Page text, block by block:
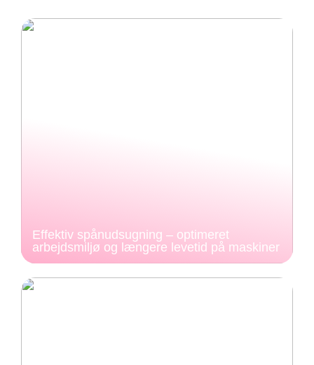
Effektiv spånudsugning – optimeret
arbejdsmiljø og længere levetid på maskiner